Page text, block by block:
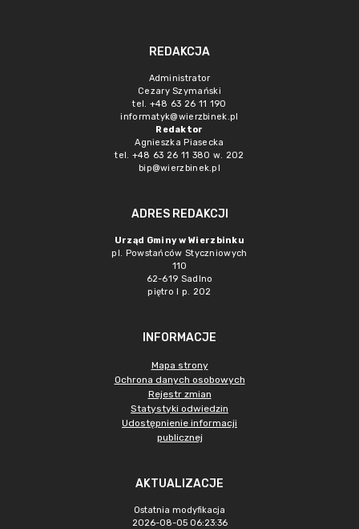
REDAKCJA
Administrator
Cezary Szymański
tel. +48 63 26 11 190
informatyk@wierzbinek.pl
Redaktor
Agnieszka Piasecka
tel. +48 63 26 11 380 w. 202
bip@wierzbinek.pl
ADRES REDAKCJI
Urząd Gminy w Wierzbinku
pl. Powstańców Styczniowych
110
62-619 Sadlno
piętro I p. 202
INFORMACJE
Mapa strony
Ochrona danych osobowych
Rejestr zmian
Statystyki odwiedzin
Udostępnienie informacji
publicznej
AKTUALIZACJE
Ostatnia modyfikacja
2026-08-05 06:23:36